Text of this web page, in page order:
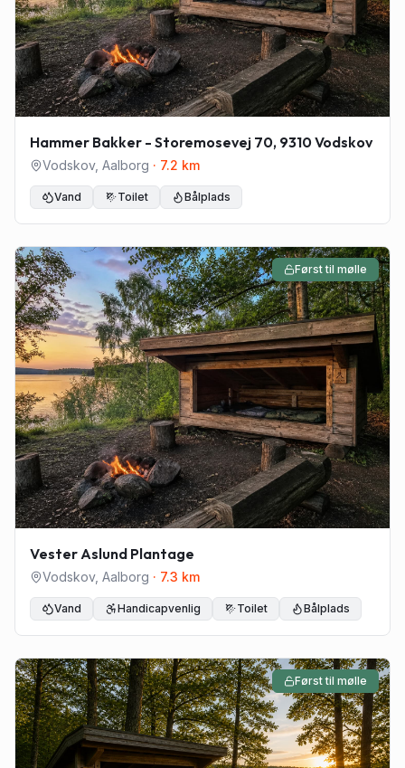
Hammer Bakker - Storemosevej 70, 9310 Vodskov
Vodskov, Aalborg · 7.2 km
Vand Toilet Bålplads
Først til mølle
Vester Aslund Plantage
Vodskov, Aalborg · 7.3 km
Vand Handicapvenlig Toilet Bålplads
Først til mølle